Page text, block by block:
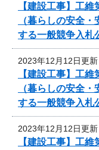
【建設工事】工
（暮らしの安全
する一般競争入札
2023年12月12日更新
【建設工事】工
（暮らしの安全
する一般競争入札
2023年12月12日更新
【建設工事】工